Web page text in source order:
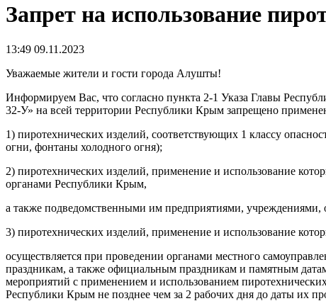
Запрет на использование
13:49 09.11.2023
Уважаемые жители и гости города Алушты!
Информируем Вас, что согласно пункта 2-1 Указа Главы
32-У» на всей территории Республики Крым запрещено
1) пиротехнических изделий, соответствующих 1 классу
огни, фонтаны холодного огня);
2) пиротехнических изделий, применение и использование
органами Республики Крым,
а также подведомственными им предприятиями, учреждениями,
3) пиротехнических изделий, применение и использование
осуществляется при проведении органами местного
праздникам, а также официальным праздникам и памятным
мероприятий с применением и использованием
Республики Крым не позднее чем за 2 рабочих дня до даты их